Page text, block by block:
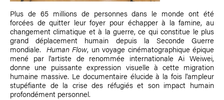
Plus de 65 millions de personnes dans le monde ont été
forcées de quitter leur foyer pour échapper à la famine, au
changement climatique et à la guerre, ce qui constitue le plus
grand déplacement humain depuis la Seconde Guerre
mondiale. Human Flow, un voyage cinématographique épique
mené par l'artiste de renommée internationale Ai Weiwei,
donne une puissante expression visuelle à cette migration
humaine massive. Le documentaire élucide à la fois l'ampleur
stupéfiante de la crise des réfugiés et son impact humain
profondément personnel.